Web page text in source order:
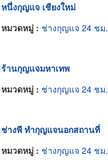
หนึ่งกุญแจ เชียงใหม่
หมวดหมู่ : ช่างกุญแจ 24 ชม.
ร้านกุญแจมหาเทพ
หมวดหมู่ : ช่างกุญแจ 24 ชม.
ช่างพี ทำกุญแจนอกสถานที่
หมวดหมู่ : ช่างกุญแจ 24 ชม.